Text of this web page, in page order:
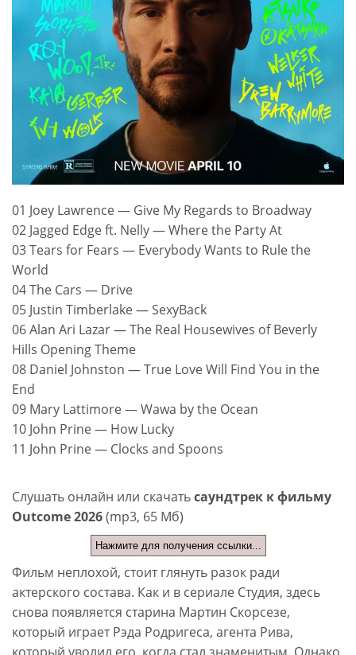
01 Joey Lawrence — Give My Regards to Broadway
02 Jagged Edge ft. Nelly — Where the Party At
03 Tears for Fears — Everybody Wants to Rule the
World
04 The Cars — Drive
05 Justin Timberlake — SexyBack
06 Alan Ari Lazar — The Real Housewives of Beverly
Hills Opening Theme
08 Daniel Johnston — True Love Will Find You in the
End
09 Mary Lattimore — Wawa by the Ocean
10 John Prine — How Lucky
11 John Prine — Clocks and Spoons
Слушать онлайн или скачатьсаундтрек к фильму
Outcome 2026(mp3, 65 Мб)
Нажмите для получения ссылки...
Фильм неплохой, стоит глянуть разок ради
актерского состава. Как и в сериале Студия, здесь
снова появляется старина Мартин Скорсезе,
который играет Рэда Родригеса, агента Рива,